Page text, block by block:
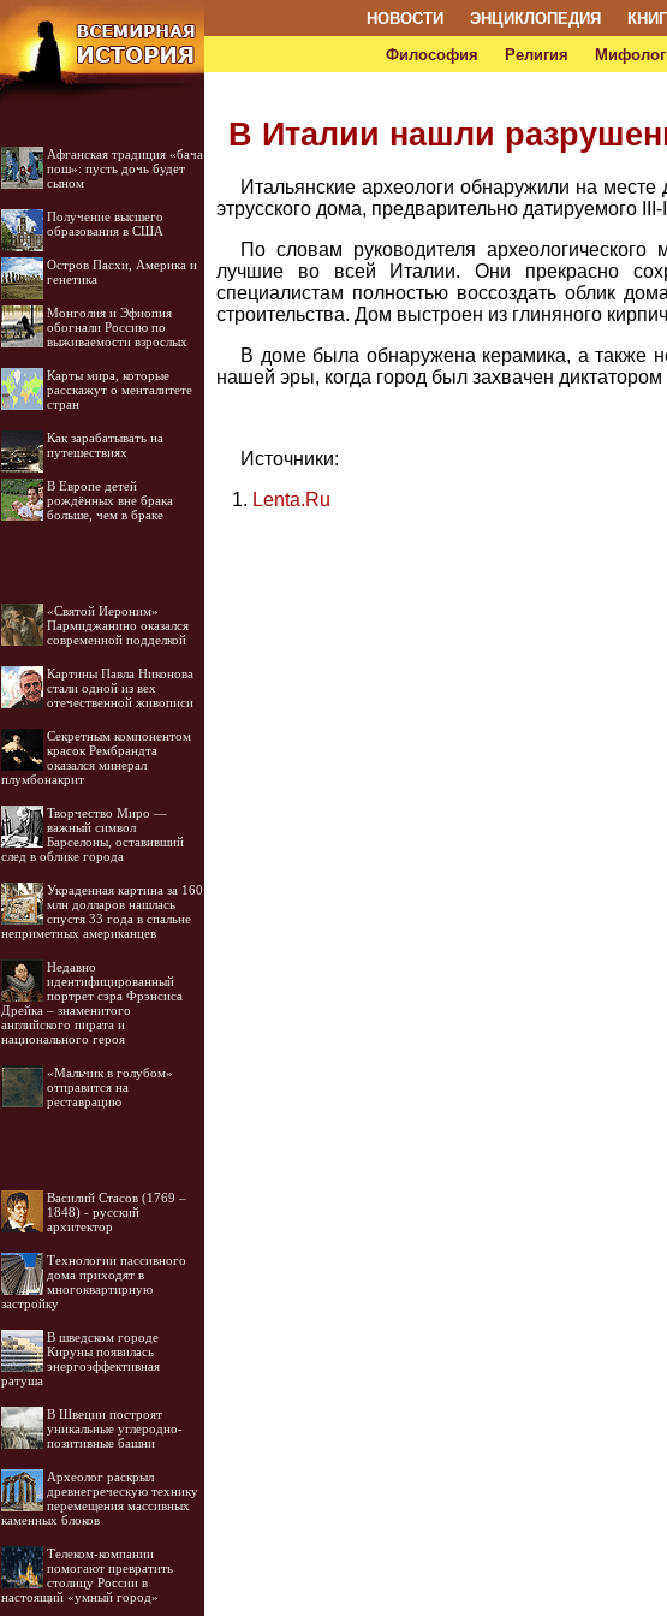
НОВОСТИ ЭНЦИКЛОПЕДИЯ
Философия
Религия
Афганская традиция «бача
пош»: пусть дочь будет
сыном
Получение высшего
образования в США
Остров Пасхи, Америка и
генетика
Монголия и Эфиопия
обогнали Россию по
выживаемости взрослых
Карты мира, которые
расскажут о менталитете
стран
Как зарабатывать на
путешествиях
В Европе детей
рождённых вне брака
больше, чем в браке
«Святой Иероним»
Пармиджанино оказался
современной подделкой
Картины Павла Никонова
стали одной из вех
отечественной живописи
Секретным компонентом
красок Рембрандта
оказался минерал
плумбонакрит
Творчество Миро —
важный символ
Барселоны, оставивший
след в облике города
Украденная картина за 160
млн долларов нашлась
спустя 33 года в спальне
неприметных американцев
Недавно
идентифицированный
портрет сэра Фрэнсиса
Дрейка – знаменитого
английского пирата и
национального героя
«Мальчик в голубом»
отправится на
реставрацию
Василий Стасов (1769 –
1848) - русский
архитектор
Технологии пассивного
дома приходят в
многоквартирную
застройку
В шведском городе
Кируны появилась
энергоэффективная
ратуша
В Швеции построят
уникальные углеродно-
позитивные башни
Археолог раскрыл
древнегреческую технику
перемещения массивных
каменных блоков
Телеком-компании
помогают превратить
столицу России в
настоящий «умный город»
В Италии нашли
Итальянские археологи обнаружили на месте
этрусского дома, предварительно датируемого
По словам руководителя
лучшие во всей Италии. Они прекрасно
специалистам полностью воссоздать облик
строительства. Дом выстроен из глиняного
В доме была обнаружена керамика, а также
нашей эры, когда город был захвачен
Источники:
Lenta.Ru